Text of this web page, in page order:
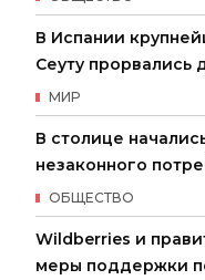
В Испании
Сеуту прорвались
МИР
В столице
незаконного
ОБЩЕСТВО
Wildberries и
меры поддержки